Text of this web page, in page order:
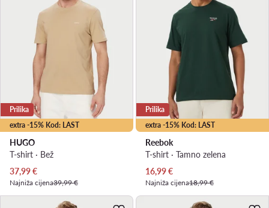
extra -15% Kod: LAST
Prilika
HUGO
T-shirt · Bež
Trenutna cijena
37,99€
Najniža cijena39,99 €
extra -15% Kod: LAST
Prilika
Reebok
T-shirt · Tamno zelena
Trenutna cijena
16,99€
Najniža cijena18,99 €